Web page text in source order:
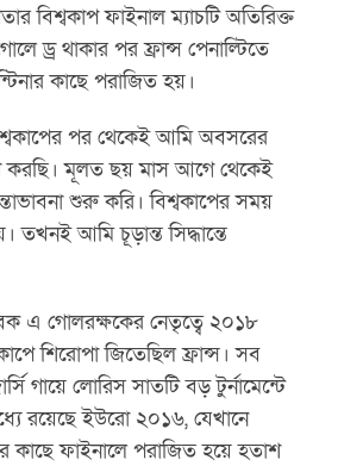
বিশ্বকাপ ফাইনাল ম্যাচটি অতিরিক্ত
ড্র থাকার পর ফ্রান্স পেনাল্টিতে
কাছে পরাজিত হয়।
পর থেকেই আমি অবসরের
করছি। মূলত ছয় মাস আগে থেকেই
শুরু করি। বিশ্বকাপের সময়
তখনই আমি চূড়ান্ত সিদ্ধান্তে
এ গোলরক্ষকের নেতৃত্বে ২০১৮
শিরোপা জিতেছিল ফ্রান্স। সব
গায়ে লোরিস সাতটি বড় টুর্নামেন্টে
রয়েছে ইউরো ২০১৬, যেখানে
কাছে ফাইনালে পরাজিত হয়ে হতাশ